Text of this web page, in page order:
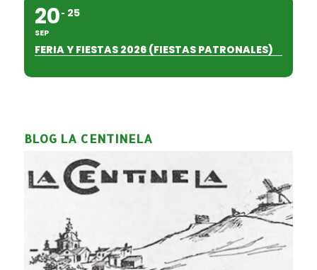
20
SEP
25
FERIA Y FIESTAS 2026 (FIESTAS PATRONALES)
BLOG LA CENTINELA